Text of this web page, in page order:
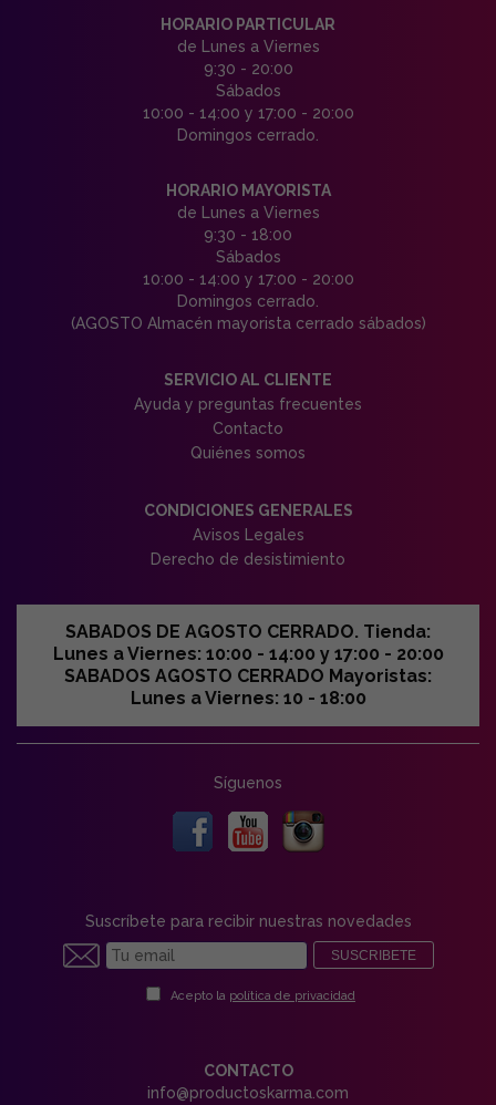
HORARIO PARTICULAR
de Lunes a Viernes
9:30 - 20:00
Sábados
10:00 - 14:00 y 17:00 - 20:00
Domingos cerrado.
HORARIO MAYORISTA
de Lunes a Viernes
9:30 - 18:00
Sábados
10:00 - 14:00 y 17:00 - 20:00
Domingos cerrado.
(AGOSTO Almacén mayorista cerrado sábados)
SERVICIO AL CLIENTE
Ayuda y preguntas frecuentes
Contacto
Quiénes somos
CONDICIONES GENERALES
Avisos Legales
Derecho de desistimiento
SABADOS DE AGOSTO CERRADO. Tienda:
Lunes a Viernes: 10:00 - 14:00 y 17:00 - 20:00
SABADOS AGOSTO CERRADO Mayoristas:
Lunes a Viernes: 10 - 18:00
Síguenos
Suscríbete para recibir nuestras novedades
SUSCRIBETE
Acepto la política de privacidad
CONTACTO
info@productoskarma.com